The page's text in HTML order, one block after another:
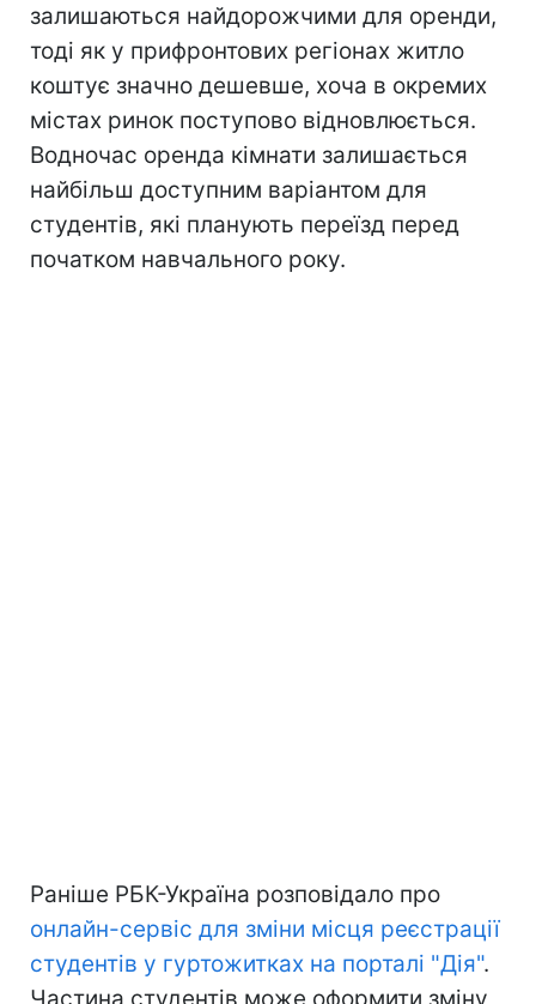
залишаються найдорожчими для оренди,
тоді як у прифронтових регіонах житло
коштує значно дешевше, хоча в окремих
містах ринок поступово відновлюється.
Водночас оренда кімнати залишається
найбільш доступним варіантом для
студентів, які планують переїзд перед
початком навчального року.
Раніше РБК-Україна розповідало про
онлайн-сервіс для зміни місця реєстрації
студентів у гуртожитках на порталі "Дія".
Частина студентів може оформити зміну